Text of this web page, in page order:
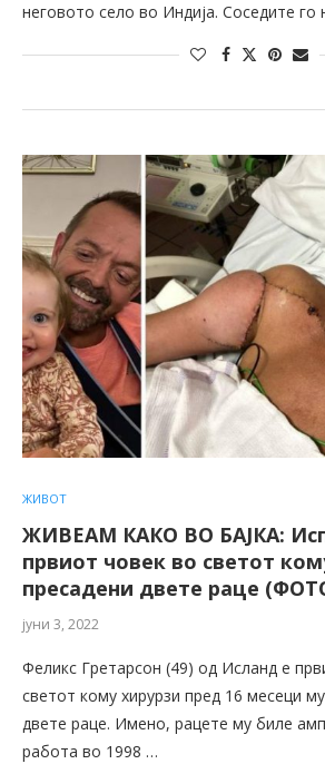
неговото село во Индија. Соседите го
ЖИВОТ
ЖИВЕАМ КАКО ВО БАЈКА:
првиот човек во светот
пресадени двете раце
јуни 3, 2022
Феликс Гретарсон (49) од Исланд е
светот кому хирурзи пред 16 месеци
двете раце. Имено, рацете му биле
работа во 1998 …